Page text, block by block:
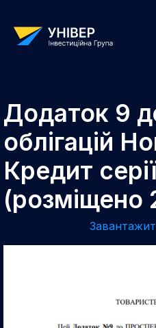
Додаток 9
облігацій
Кредит
(розміщено